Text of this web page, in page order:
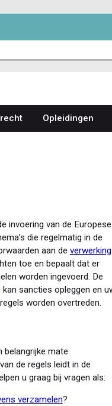
Opleidingen
invoering van de Europese
die regelmatig in de
aan de verwerking
toe en bepaalt dat er
worden ingevoerd. De
kan sancties opleggen en
worden overtreden.
belangrijke mate
de regels leidt in de
u graag bij vragen als:
verzamelen?